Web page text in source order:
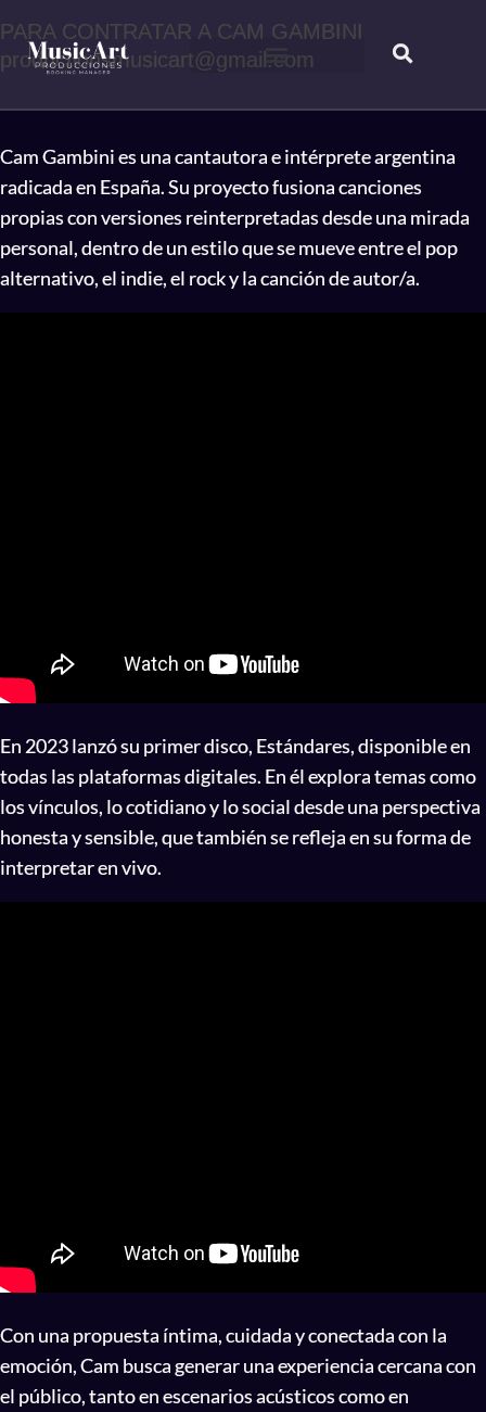
PARA CONTRATAR A CAM GAMBINI
productionsmusicart@gmail.com
Cam Gambini es una cantautora e intérprete argentina
radicada en España. Su proyecto fusiona canciones
propias con versiones reinterpretadas desde una mirada
personal, dentro de un estilo que se mueve entre el pop
alternativo, el indie, el rock y la canción de autor/a.
En 2023 lanzó su primer disco, Estándares, disponible en
todas las plataformas digitales. En él explora temas como
los vínculos, lo cotidiano y lo social desde una perspectiva
honesta y sensible, que también se refleja en su forma de
interpretar en vivo.
Con una propuesta íntima, cuidada y conectada con la
emoción, Cam busca generar una experiencia cercana con
el público, tanto en escenarios acústicos como en